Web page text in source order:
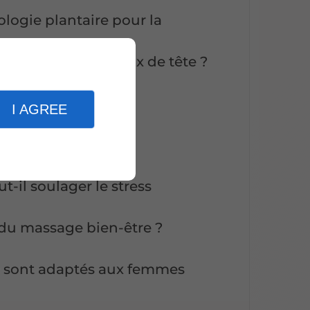
I AGREE
plantaire pour la
contre les maux de tête ?
il soulager le stress
massage bien-être ?
adaptés aux femmes